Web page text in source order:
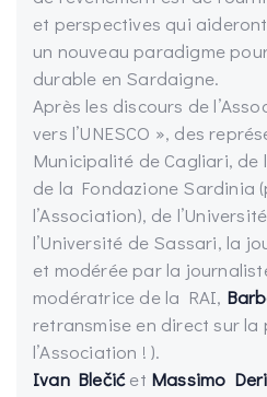
et perspectives qui
un nouveau paradigme
durable en Sardaigne.
Après les discours de
vers l’UNESCO », des
Municipalité de Cagliari,
de la Fondazione Sardinia
l’Association), de
l’Université de Sassari, la
et modérée par la
modératrice de la RAI,
retransmise en direct sur
l’Association ! ).
Ivan Blečićet Massimo